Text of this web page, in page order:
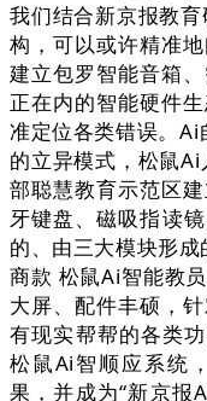
我们结合新京报教
构，可以或许精准
建立包罗智能音箱
正在内的智能硬件
准定位各类错误。Ai
的立异模式，松鼠
部聪慧教育示范区
牙键盘、磁吸指读
的、由三大模块形
商款 松鼠Ai智能教
大屏、配件丰硕，
有现实帮帮的各类
松鼠Ai智顺应系统
果，并成为“新京报